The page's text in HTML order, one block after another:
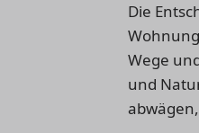
Die
Wege
und